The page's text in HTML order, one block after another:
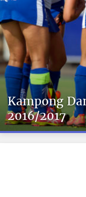
Kampong
2016/2017